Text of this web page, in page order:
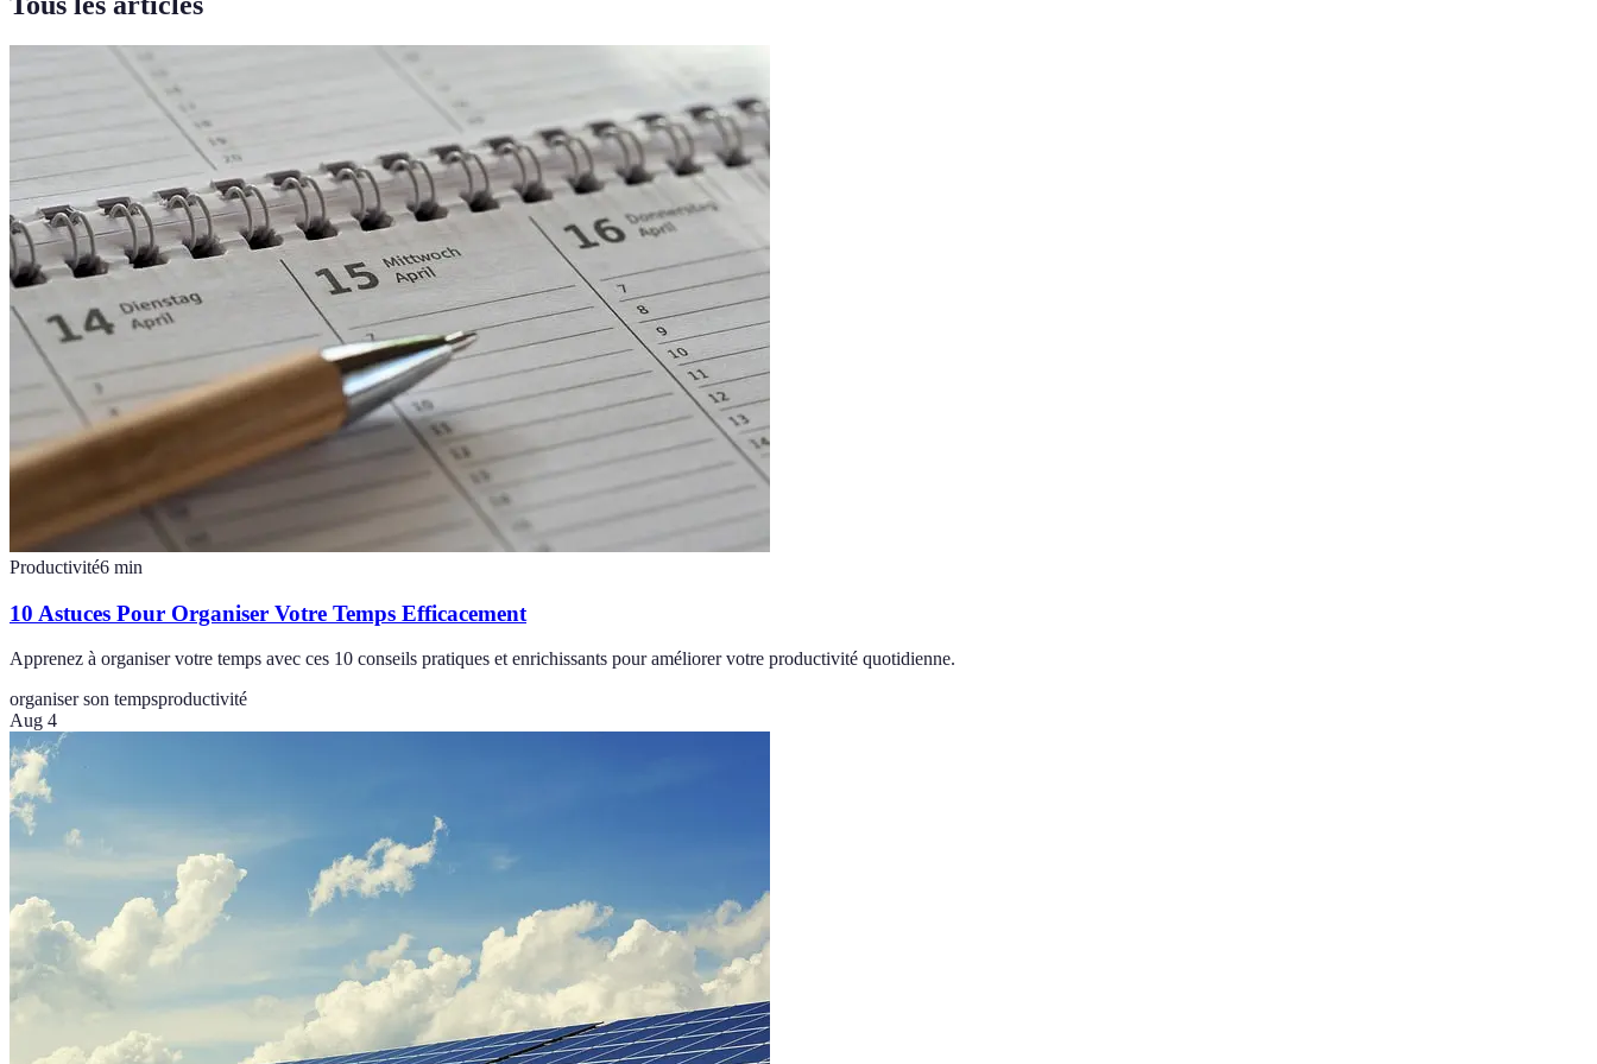
Productivité6 min
10 Astuces Pour Organiser Votre Temps Efficacement
Apprenez à organiser votre temps avec ces 10 conseils pratiques et enrichissants pour améliorer votre productivité quotidienne.
organiser son tempsproductivité
Aug 4